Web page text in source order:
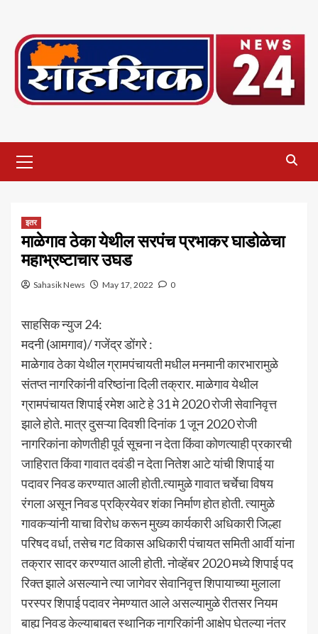
content
Menu
इतर
माळेगाव ठेका येथील सरपंच प्रभाकर घाडोळेचा
महाभ्रष्टाचार उघड
Sahasik News May 17, 2022 0
साहसिक न्युज 24:
मदनी (आमगाव)/ गजेंद्र डोंगरे :
माळेगाव ठेका येथील ग्रामपंचायती मधील मनमानी कारभारामुळे
संतप्त नागरिकांनी वरिष्ठांना दिली तक्रार. माळेगाव येथील
ग्रामपंचायत शिपाई रमेश आटे हे 31 मे 2020 रोजी सेवानिवृत्त
झाले होते. मात्र दुसऱ्या दिवशी दिनांक 1 जून 2020 रोजी
नागरिकांना कोणतीही पूर्व सूचना न देता किंवा कोणत्याही प्रकारची
जाहिरात किंवा गावात दवंडी न देता नितेश आटे यांची शिपाई या
पदावर निवड करण्यात आली होती.त्यामुळे गावात चर्चेचा विषय
रंगला असून निवड प्रक्रियेवर शंका निर्माण होत होती. त्यामुळे
गावकऱ्यांनी याचा विरोध करून मुख्य कार्यकारी अधिकारी जिल्हा
परिषद वर्धा, तसेच गट विकास अधिकारी पंचायत समिती आर्वी यांना
तक्रार सादर करण्यात आली होती. नोव्हेंबर 2020 मध्ये शिपाई पद
रिक्त झाले असल्याने त्या जागेवर सेवानिवृत्त शिपायाच्या मुलाला
परस्पर शिपाई पदावर नेमण्यात आले असल्यामुळे रीतसर नियम
बाह्य निवड केल्याबाबत स्थानिक नागरिकांनी आक्षेप घेतल्या नंतर